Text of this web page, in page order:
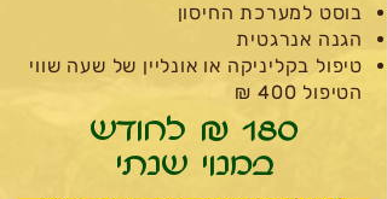
בוסט למערכת החיסון
הגנה אנרגטית
טיפול בקליניקה או אונליין של שעה שווי
הטיפול 400 ₪
180 ₪ לחודש
במנוי שנתי